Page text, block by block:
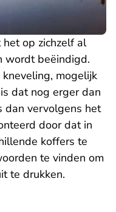
op zichzelf al
wordt beëindigd.
mogelijk
dat nog erger dan
dan vervolgens het
door dat in
koffers te
te vinden om
te drukken.